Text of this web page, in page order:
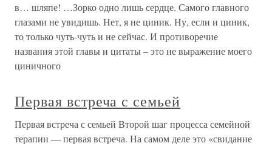
в… шляпе! …Зорко одно лишь сердце. Самого главного
глазами не увидишь. Нет, я не циник. Ну, если и циник,
то только чуть-чуть и не сейчас. И противоречие
названия этой главы и цитаты – это не выражение моего
циничного
Первая встреча с семьей
Первая встреча с семьей Второй шаг процесса семейной
терапии — первая встреча. На самом деле это «свидание